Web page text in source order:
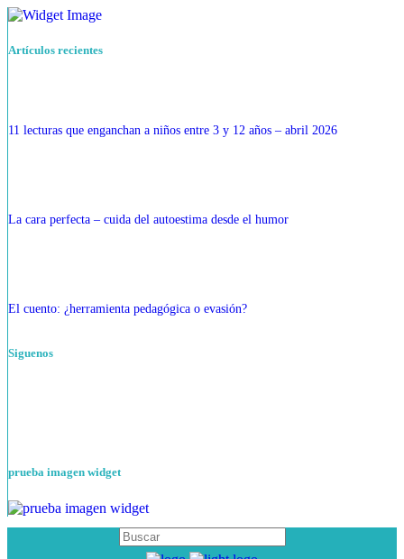
Artículos recientes
11 lecturas que enganchan a niños entre 3 y 12 años – abril 2026
La cara perfecta – cuida del autoestima desde el humor
El cuento: ¿herramienta pedagógica o evasión?
Siguenos
prueba imagen widget